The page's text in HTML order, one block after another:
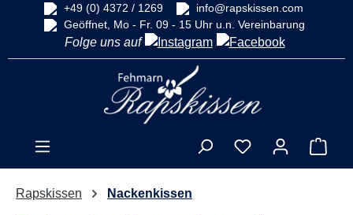
springen
+49 (0) 4372 / 1269
info@rapskissen.com
Geöffnet, Mo - Fr. 09 - 15 Uhr u.n. Vereinbarung
Folge uns auf
Rapskissen Nackenkissen